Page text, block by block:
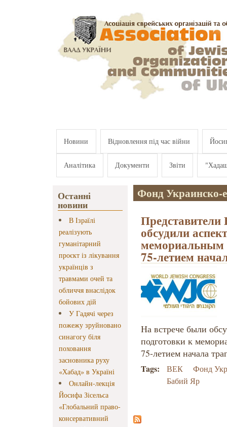
Новини Відновлення під час війни
Аналітика Документи Звіти
Останні
новини
В Ізраїлі
реалізують
гуманітарний
проєкт із лікування
українців з
травмами очей та
обличчя внаслідок
бойових дій
У Гадячі через
пожежу зруйновано
синагогу біля
поховання
засновника руху
«Хабад» в Україні
Онлайн-лекція
Йосифа Зісельса
«Глобальний право-
консервативний
Фонд Украинско-
обсудили
мемориальным
75-летием
На встрече были
подготовки к
75-летием начала
Tags: ВЕК
Фонд
Бабий Яр